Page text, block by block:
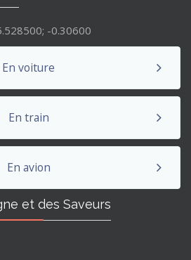
-0.30600
En voiture
En train
En avion
et des Saveurs